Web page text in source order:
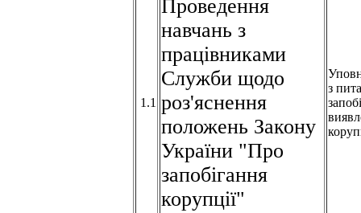
1.1
Проведення
навчань з
працівниками
Служби щодо
роз'яснення
положень Закону
України "Про
запобігання
корупції"
з